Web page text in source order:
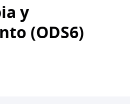
y
(ODS6)